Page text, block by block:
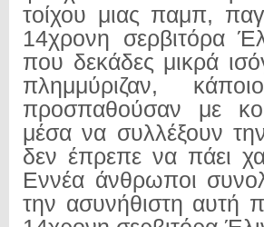
τοίχου μιας παμπ,
14χρονη σερβιτόρα
που δεκάδες μικρά
πλημμύριζαν,
προσπαθούσαν με
μέσα να συλλέξουν
δεν έπρεπε να πάει
Εννέα άνθρωποι
την ασυνήθιστη αυτή